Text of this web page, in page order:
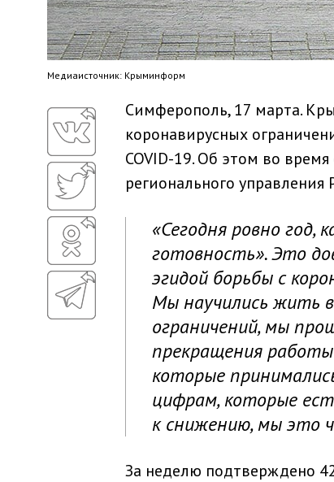
Медиaисточник: Крыминформ
Симферополь, 17 марта.
коронавирусных
COVID-19. Об этом во
регионального управления
«Сегодня ровно
готовность». Это
эгидой борьбы с
Мы научились жить в
ограничений, мы
прекращения работы
которые
цифрам, которые
к снижению, мы это
За неделю подтверждено